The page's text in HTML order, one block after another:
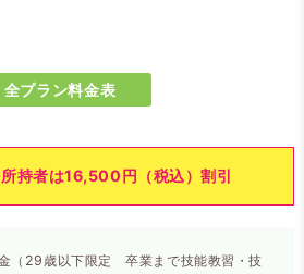
全プラン料金表
持者は16,500円（税込）割引
（29歳以下限定 卒業まで技能教習・技